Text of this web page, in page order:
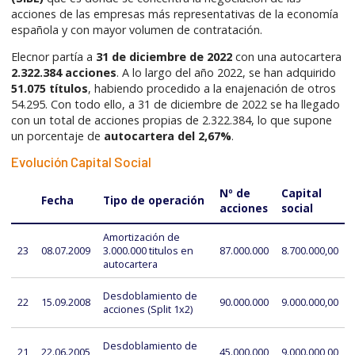
acciones de las empresas más representativas de la economía
española y con mayor volumen de contratación.
Elecnor partía a 31 de diciembre de 2022con una autocartera
2.322.384 acciones. A lo largo del año 2022, se han adquirido
51.075 títulos, habiendo procedido a la enajenación de otros
54.295. Con todo ello, a 31 de diciembre de 2022 se ha llegado
con un total de acciones propias de 2.322.384, lo que supone
un porcentaje de autocartera del 2,67%.
Evolución Capital Social
Fecha Tipo de operación
Nº de
acciones
Capital
social
23 08.07.2009
Amortización de
3.000.000 titulos en
autocartera
87.000.000 8.700.000,00
22 15.09.2008
Desdoblamiento de
acciones (Split 1x2)
90.000.000 9.000.000,00
21 22.06.2005
Desdoblamiento de
45.000.000 9.000.000,00